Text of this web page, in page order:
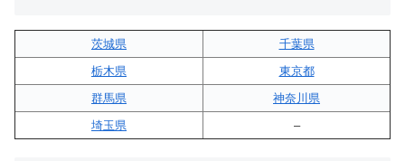
茨城県
千葉県
栃木県
東京都
群馬県
神奈川県
埼玉県
–